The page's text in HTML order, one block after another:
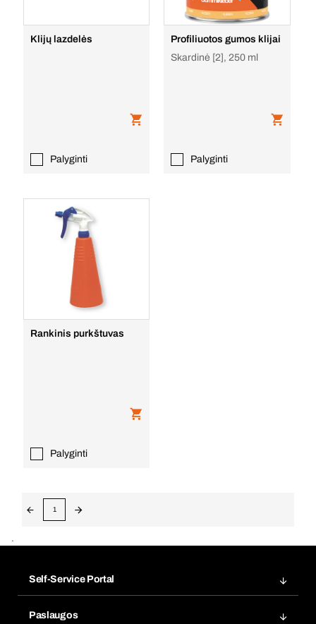
Klijų lazdelės
Palyginti
Profiliuotos gumos klijai
Skardinė [2], 250 ml
Palyginti
Rankinis purkštuvas
Palyginti
1
.
Self-Service Portal
Paslaugos